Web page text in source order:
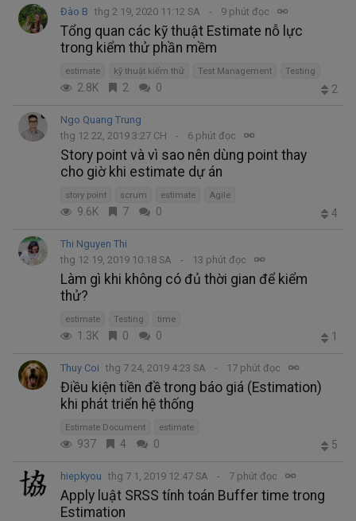
Đào B thg 2 19, 2020 11:12 SA 9 phút đọc
Tổng quan các kỹ thuật Estimate nỗ lực
trong kiểm thử phần mềm
estimate kỹ thuật kiểm thử Test Management Testing
2.8K 2 0 2
Ngo Quang Trung
thg 12 22, 2019 3:27 CH
6 phút đọc
Story point và vì sao nên dùng point thay
cho giờ khi estimate dự án
story point scrum estimate Agile
9.6K 7 0 4
Thi Nguyen Thi
thg 12 19, 2019 10:18 SA
13 phút đọc
Làm gì khi không có đủ thời gian để kiểm
thử?
estimate Testing time
1.3K 0 0 1
Thuy Coi thg 7 24, 2019 4:23 SA 17 phút đọc
Điều kiện tiền đề trong báo giá (Estimation)
khi phát triển hệ thống
Estimate Document estimate
937 4 0 5
hiepkyou thg 7 1, 2019 12:47 SA 7 phút đọc
Apply luật SRSS tính toán Buffer time trong
Estimation